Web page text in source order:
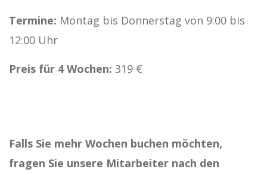
Termine: Montag bis Donnerstag von 9:00 bis
12:00 Uhr
Preis für 4 Wochen: 319 €
Falls Sie mehr Wochen buchen möchten,
fragen Sie unsere Mitarbeiter nach den